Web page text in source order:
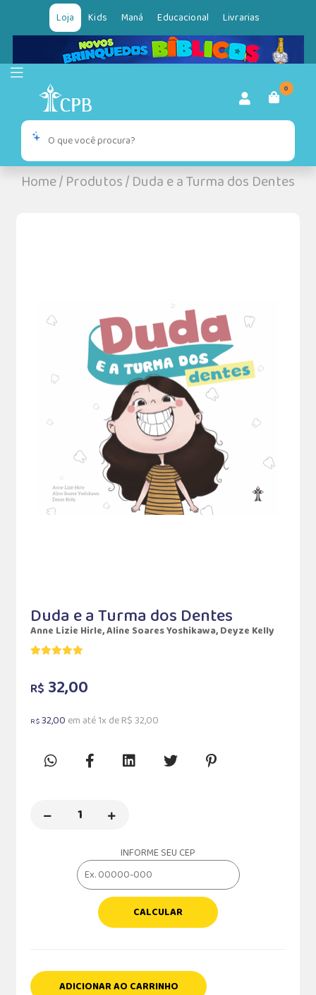
Loja Kids Maná Educacional Livrarias
0
Home/Produtos/Duda e a Turma dos Dentes
Duda e a Turma dos Dentes
Anne Lizie Hirle, Aline Soares Yoshikawa, Deyze Kelly
R$ 32,00
R$32,00 em até 1x de R$ 32,00
INFORME SEU CEP
CALCULAR
ADICIONAR AO CARRINHO